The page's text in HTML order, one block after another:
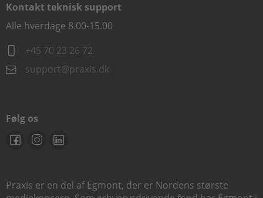
Kontakt teknisk support
Alle hverdage 8.00-15.00
+45 70 23 26 72
support@praxis.dk
Følg os
Praxis er en del af Egmont, der er Nordens største